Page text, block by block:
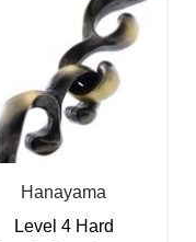
Hanayama
Level 4 Hard